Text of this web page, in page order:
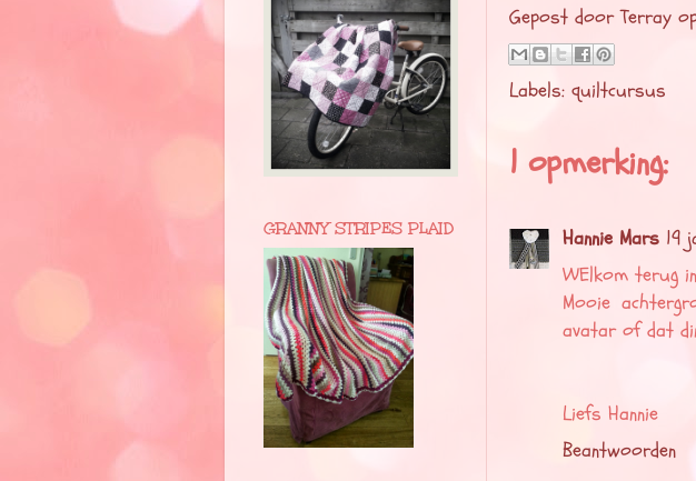
Gepost doorTerray
Labels: quiltcursus
1 opmerking:
Hannie Mars 19
WElkom terug
Mooie
avatar of dat
Liefs Hannie
Beantwoorden
GRANNY STRIPES PLAID